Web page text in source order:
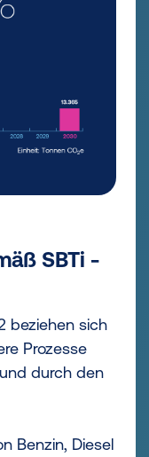
SBTi -
beziehen sich
Prozesse
durch den
Benzin, Diesel